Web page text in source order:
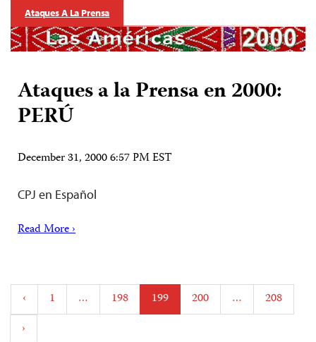
Ataques A La Prensa
Ataques a la Prensa en 2000:
PERÚ
December 31, 2000 6:57 PM EST
CPJ en Español
Read More ›
Posts
pagination
‹ 1 … 198 199 200 …
208
›